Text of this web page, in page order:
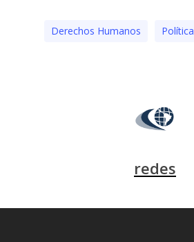
Derechos Humanos Polí­tica
redes